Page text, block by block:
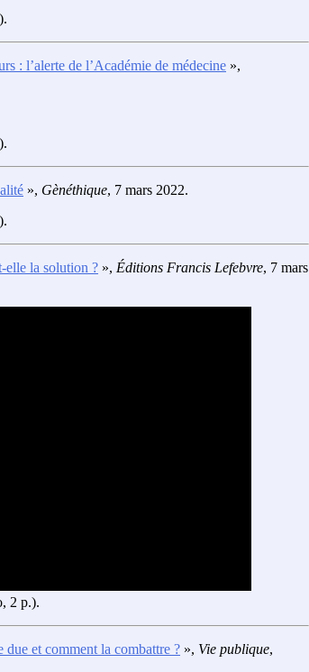
: l’alerte de l’Académie de médecine »,
», Gènéthique, 7 mars 2022.
elle la solution ? », Éditions Francis Lefebvre, 7 mars
2 p.).
due et comment la combattre ? », Vie publique,